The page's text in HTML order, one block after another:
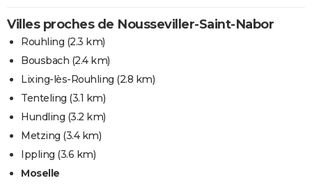
Villes proches de Nousseviller-Saint-Nabor
Rouhling (2.3 km)
Bousbach (2.4 km)
Lixing-lès-Rouhling (2.8 km)
Tenteling (3.1 km)
Hundling (3.2 km)
Metzing (3.4 km)
Ippling (3.6 km)
Moselle